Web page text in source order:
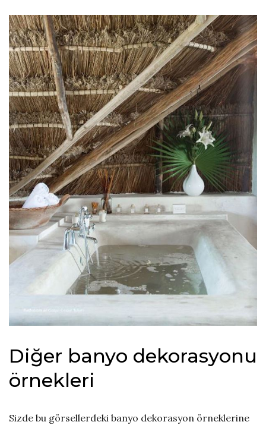
Diğer banyo dekorasyonu
örnekleri
Sizde bu görsellerdeki banyo dekorasyon örneklerine